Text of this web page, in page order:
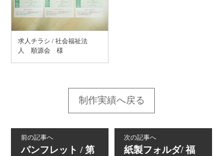
求人チラシ / 社会福祉法
人 順源会 様
制作実績へ戻る
前の記事へ
パンフレット / 第
次の記事へ
紙製フォルダ/ 福